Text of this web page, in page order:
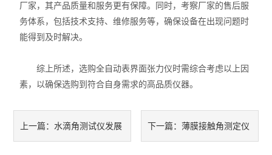
厂家，其产品质量和服务更有保障。同时，考察厂家的售后服
务体系，包括技术支持、维修服务等，确保设备在出现问题时
能得到及时解决。
综上所述，选购全自动表界面张力仪时需综合考虑以上因
素，以确保选购到符合自身需求的高品质仪器。
上一篇：水滴角测试仪发展 下一篇： 薄膜接触角测定仪